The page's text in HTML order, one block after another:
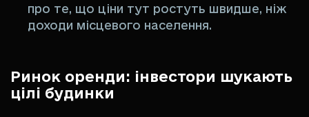
про те, що ціни тут ростуть швидше, ніж
доходи місцевого населення.
Ринок оренди: інвестори шукають
цілі будинки